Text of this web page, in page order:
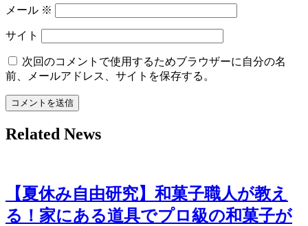
メール ※
サイト
次回のコメントで使用するためブラウザーに自分の名
前、メールアドレス、サイトを保存する。
Related News
【夏休み自由研究】和菓子職人が教え
る！家にある道具でプロ級の和菓子が